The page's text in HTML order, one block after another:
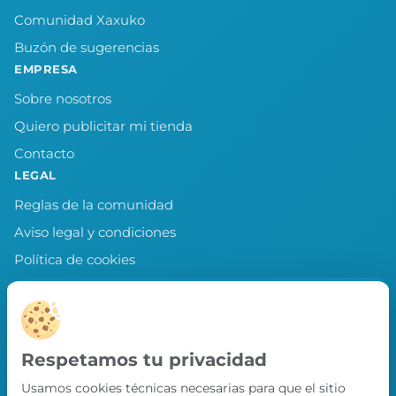
Comunidad Xaxuko
Buzón de sugerencias
EMPRESA
Sobre nosotros
Quiero publicitar mi tienda
Contacto
LEGAL
Reglas de la comunidad
Aviso legal y condiciones
Política de cookies
Política de privacidad
Preferencias de cookies
LLEVA XAXUKO CONTIGO
Chollos, misiones y recompensas desde
nuestra APP.
Respetamos tu privacidad
Usamos cookies técnicas necesarias para que el sitio